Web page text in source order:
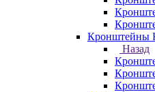
Кронштейны
Назад